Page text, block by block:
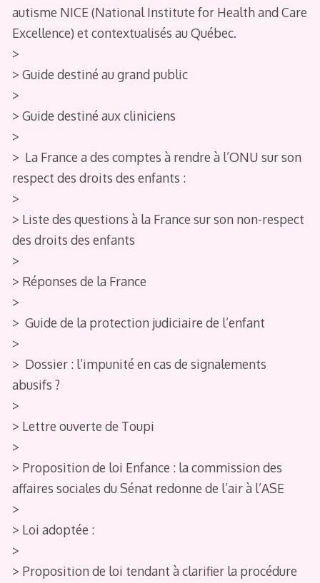
autisme NICE (National Institute for Health and Care
Excellence) et contextualisés au Québec.
>
> Guide destiné au grand public
>
> Guide destiné aux cliniciens
>
> La France a des comptes à rendre à l’ONU sur son
respect des droits des enfants :
>
> Liste des questions à la France sur son non-respect
des droits des enfants
>
> Réponses de la France
>
> Guide de la protection judiciaire de l’enfant
>
> Dossier : l’impunité en cas de signalements
abusifs ?
>
> Lettre ouverte de Toupi
>
> Proposition de loi Enfance : la commission des
affaires sociales du Sénat redonne de l’air à l’ASE
>
> Loi adoptée :
>
> Proposition de loi tendant à clarifier la procédure